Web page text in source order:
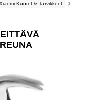
Kuoret & Tarvikkeet